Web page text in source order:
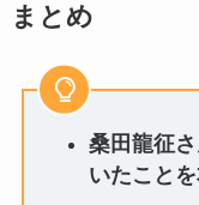
まとめ
桑田龍征
いたこと